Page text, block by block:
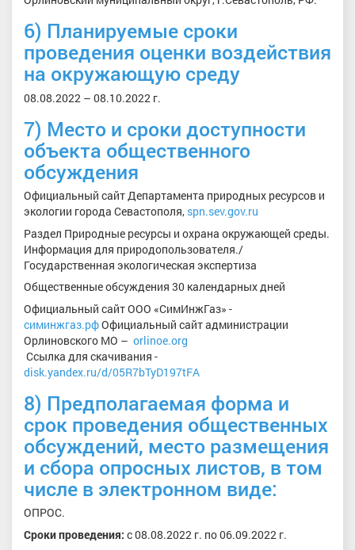
6) Планируемые сроки
проведения оценки воздействия
на окружающую среду
08.08.2022 – 08.10.2022 г.
7) Место и сроки доступности
объекта общественного
обсуждения
Официальный сайт Департамента природных ресурсов и
экологии города Севастополя, spn.sev.gov.ru
Раздел Природные ресурсы и охрана окружающей среды.
Информация для природопользователя./
Государственная экологическая экспертиза
Общественные обсуждения 30 календарных дней
Официальный сайт ООО «СимИнжГаз» -
симинжгаз.рфОфициальный сайт администрации
Орлиновского МО – orlinoe.org
Ссылка для скачивания -
disk.yandex.ru/d/05R7bTyD197tFA
8) Предполагаемая форма и
срок проведения общественных
обсуждений, место размещения
и сбора опросных листов, в том
числе в электронном виде:
ОПРОС.
Сроки проведения: с 08.08.2022 г. по 06.09.2022 г.